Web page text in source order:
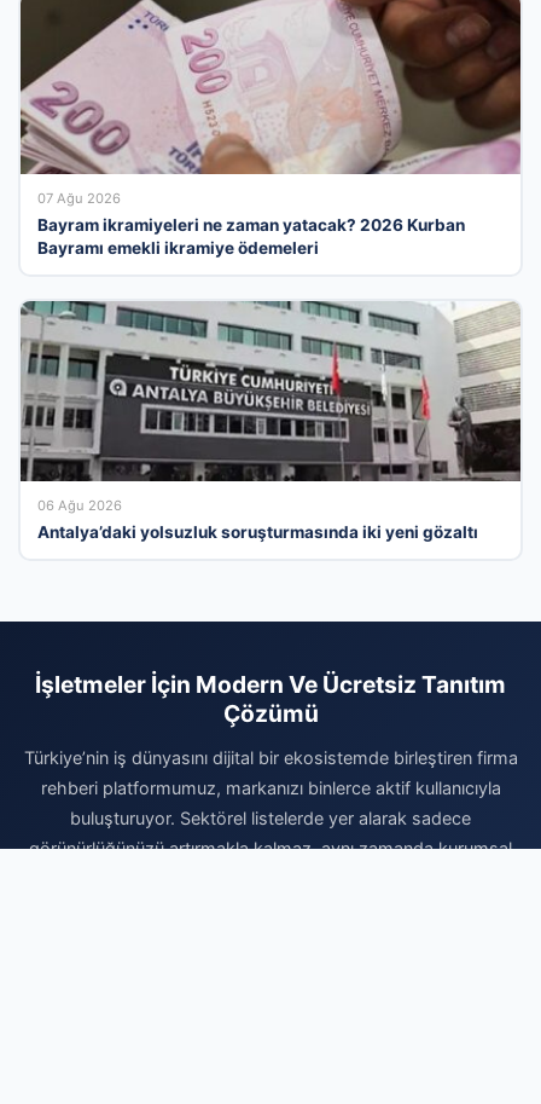
07 Ağu 2026
Bayram ikramiyeleri ne zaman yatacak? 2026 Kurban
Bayramı emekli ikramiye ödemeleri
06 Ağu 2026
Antalya’daki yolsuzluk soruşturmasında iki yeni gözaltı
İşletmeler İçin Modern Ve Ücretsiz Tanıtım
Çözümü
Türkiye’nin iş dünyasını dijital bir ekosistemde birleştiren firma
rehberi platformumuz, markanızı binlerce aktif kullanıcıyla
buluşturuyor. Sektörel listelerde yer alarak sadece
görünürlüğünüzü artırmakla kalmaz, aynı zamanda kurumsal